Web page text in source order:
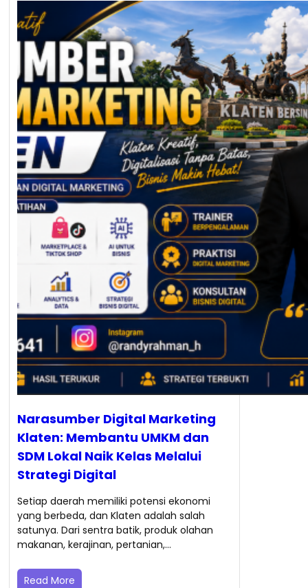
Narasumber Digital Marketing
Klaten: Membantu UMKM dan
SDM Lokal Naik Kelas Melalui
Strategi Digital
Setiap daerah memiliki potensi ekonomi
yang berbeda, dan Klaten adalah salah
satunya. Dari sentra batik, produk olahan
makanan, kerajinan, pertanian,…
Read More